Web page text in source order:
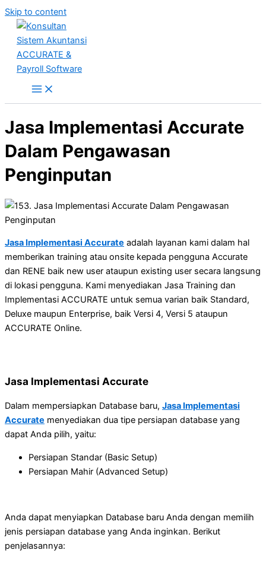
Skip to content
Jasa Implementasi Accurate
Dalam Pengawasan
Penginputan
Jasa Implementasi Accurate adalah layanan kami dalam hal
memberikan training atau onsite kepada pengguna Accurate
dan RENE baik new user ataupun existing user secara langsung
di lokasi pengguna. Kami menyediakan Jasa Training dan
Implementasi ACCURATE untuk semua varian baik Standard,
Deluxe maupun Enterprise, baik Versi 4, Versi 5 ataupun
ACCURATE Online.
Jasa Implementasi Accurate
Dalam mempersiapkan Database baru, Jasa Implementasi
Accurate menyediakan dua tipe persiapan database yang
dapat Anda pilih, yaitu:
Persiapan Standar (Basic Setup)
Persiapan Mahir (Advanced Setup)
Anda dapat menyiapkan Database baru Anda dengan memilih
jenis persiapan database yang Anda inginkan. Berikut
penjelasannya: